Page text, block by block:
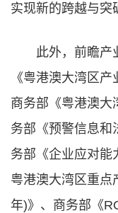
实现新的跨越与突
此外，前瞻产
《粤港澳大湾区
商务部《粤港澳大
务部《预警信息和
务部《企业应对能
粤港澳大湾区重点
年)》、商务部《